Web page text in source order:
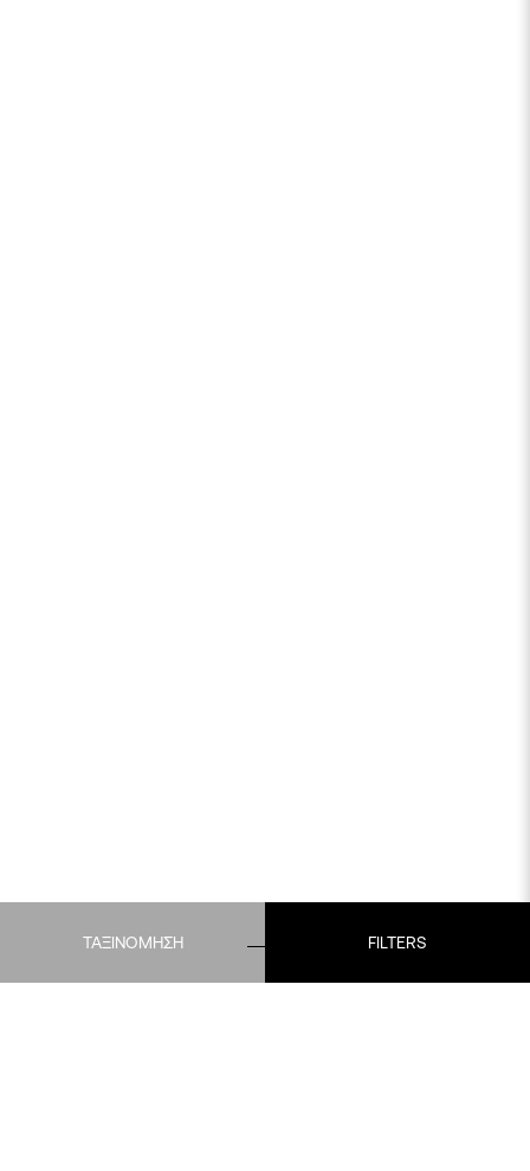
ΤΑΞΙΝΟΜΗΣΗ FILTERS